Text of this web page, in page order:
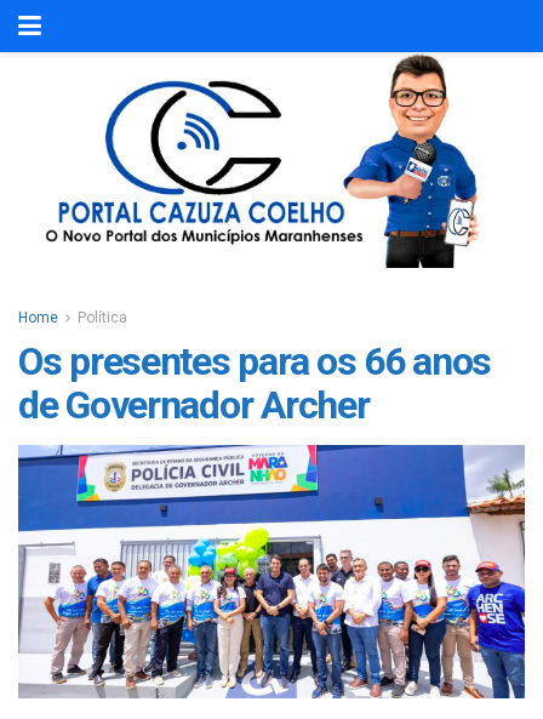
Home Política
Os presentes para os 66 anos
de Governador Archer